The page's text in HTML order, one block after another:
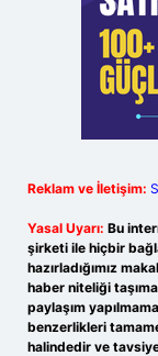
Reklam ve İletişim:
Yasal Uyarı: Bu
şirketi ile hiçbir
hazırladığımız
haber niteliği
paylaşım
benzerlikleri
halindedir ve